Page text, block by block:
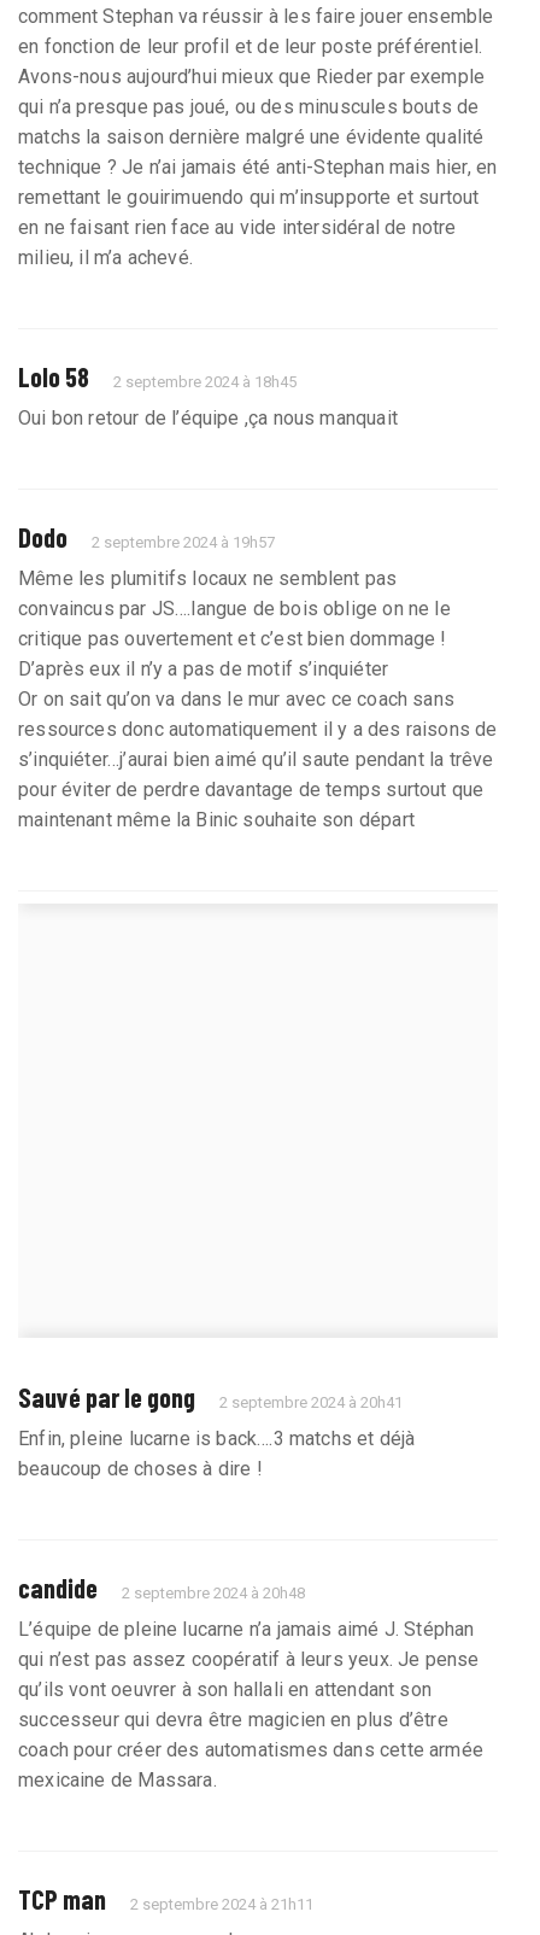
comment Stephan va réussir à les faire jouer ensemble
en fonction de leur profil et de leur poste préférentiel.
Avons-nous aujourd’hui mieux que Rieder par exemple
qui n’a presque pas joué, ou des minuscules bouts de
matchs la saison dernière malgré une évidente qualité
technique ? Je n’ai jamais été anti-Stephan mais hier, en
remettant le gouirimuendo qui m’insupporte et surtout
en ne faisant rien face au vide intersidéral de notre
milieu, il m’a achevé.
Lolo 58 2 septembre 2024 à 18h45
Oui bon retour de l’équipe ,ça nous manquait
Dodo 2 septembre 2024 à 19h57
Même les plumitifs locaux ne semblent pas
convaincus par JS….langue de bois oblige on ne le
critique pas ouvertement et c’est bien dommage !
D’après eux il n’y a pas de motif s’inquiéter
Or on sait qu’on va dans le mur avec ce coach sans
ressources donc automatiquement il y a des raisons de
s’inquiéter…j’aurai bien aimé qu’il saute pendant la trêve
pour éviter de perdre davantage de temps surtout que
maintenant même la Binic souhaite son départ
Sauvé par le gong 2 septembre 2024 à 20h41
Enfin, pleine lucarne is back….3 matchs et déjà
beaucoup de choses à dire !
candide 2 septembre 2024 à 20h48
L’équipe de pleine lucarne n’a jamais aimé J. Stéphan
qui n’est pas assez coopératif à leurs yeux. Je pense
qu’ils vont oeuvrer à son hallali en attendant son
successeur qui devra être magicien en plus d’être
coach pour créer des automatismes dans cette armée
mexicaine de Massara.
TCP man 2 septembre 2024 à 21h11